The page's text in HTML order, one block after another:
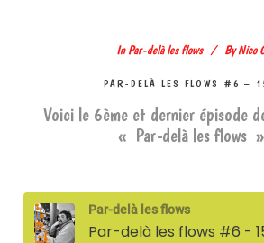
In Par-delà les flows By Nico
PAR-DELÀ LES FLOWS #6 –
Voici le 6ème et dernier épisode
« Par-delà les flows
Par-delà les flows
Par-delà les flows #6 -